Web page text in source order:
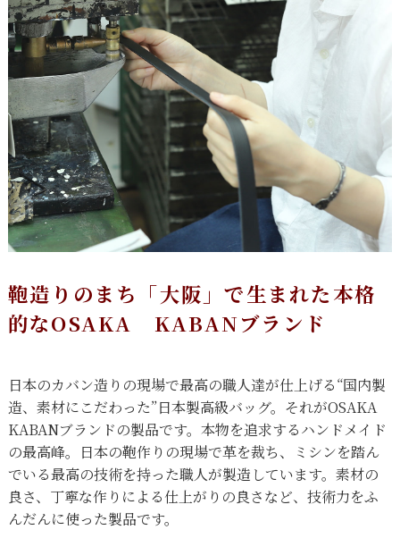
鞄造りのまち「大阪」で生まれた本格
的なOSAKA KABANブランド
日本のカバン造りの現場で最高の職人達が仕上げる“国内製
造、素材にこだわった”日本製高級バッグ。それがOSAKA
KABANブランドの製品です。本物を追求するハンドメイド
の最高峰。日本の鞄作りの現場で革を裁ち、ミシンを踏ん
でいる最高の技術を持った職人が製造しています。素材の
良さ、丁寧な作りによる仕上がりの良さなど、技術力をふ
んだんに使った製品です。